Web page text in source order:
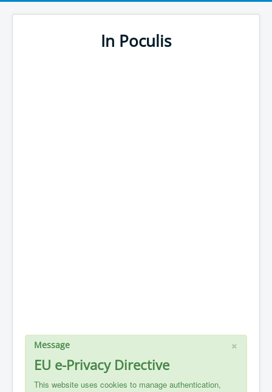
In Poculis
×
Message
EU e-Privacy Directive
This website uses cookies to manage authentication,